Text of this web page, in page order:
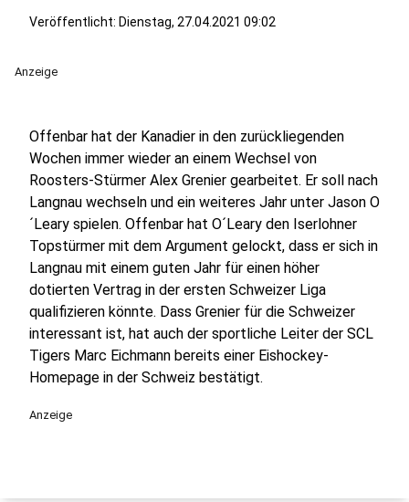
Veröffentlicht: Dienstag, 27.04.2021 09:02
Anzeige
Offenbar hat der Kanadier in den zurückliegenden
Wochen immer wieder an einem Wechsel von
Roosters-Stürmer Alex Grenier gearbeitet. Er soll nach
Langnau wechseln und ein weiteres Jahr unter Jason O
´Leary spielen. Offenbar hat O´Leary den Iserlohner
Topstürmer mit dem Argument gelockt, dass er sich in
Langnau mit einem guten Jahr für einen höher
dotierten Vertrag in der ersten Schweizer Liga
qualifizieren könnte. Dass Grenier für die Schweizer
interessant ist, hat auch der sportliche Leiter der SCL
Tigers Marc Eichmann bereits einer Eishockey-
Homepage in der Schweiz bestätigt.
Anzeige